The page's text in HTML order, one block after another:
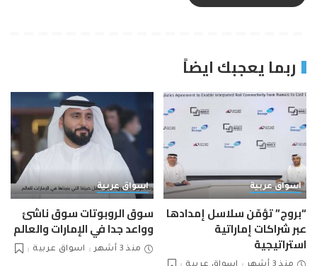
ربما يعجبك ايضاً
اسواق عربية
“بروج” تؤمّن سلاسل إمدادها
عبر شراكات إماراتية
استراتيجية
اسواق عربية
سوق الروبوتات سوق ناشئ
وواعد جدا في الإمارات والعالم
منذ 3 أشهر اسواق عربية